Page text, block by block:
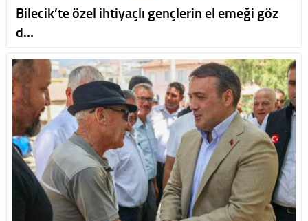
Bilecik’te özel ihtiyaçlı gençlerin el emeği göz
d…